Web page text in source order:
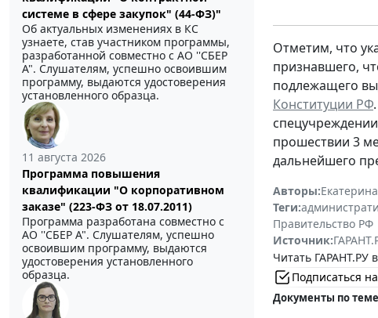
системе в сфере закупок" (44-ФЗ)"
Об актуальных изменениях в КС
узнаете, став участником программы,
разработанной совместно с АО ''СБЕР
А". Слушателям, успешно освоившим
программу, выдаются удостоверения
установленного образца.
11 августа 2026
Программа повышения
квалификации "О корпоративном
заказе" (223-ФЗ от 18.07.2011)
Программа разработана совместно с
АО ''СБЕР А". Слушателям, успешно
освоившим программу, выдаются
удостоверения установленного
образца.
Отметим, что
признавшего,
подлежащего
Конституции РФ
прошествии 3
дальнейшего
Авторы:
Теги:
Правительство РФ
Источник:
Читать ГАРАНТ.РУ в
Подписаться
Документы по